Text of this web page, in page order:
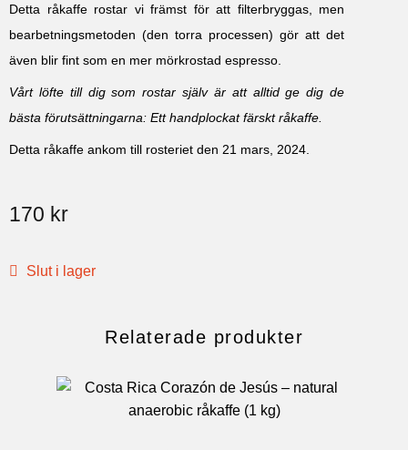
Detta råkaffe rostar vi främst för att filterbryggas, men
bearbetningsmetoden (den torra processen) gör att det
även blir fint som en mer mörkrostad espresso.
Vårt löfte till dig som rostar själv är att alltid ge dig de
bästa förutsättningarna: Ett handplockat färskt råkaffe.
Detta råkaffe ankom till rosteriet den 21 mars, 2024.
170 kr
Slut i lager
Relaterade produkter